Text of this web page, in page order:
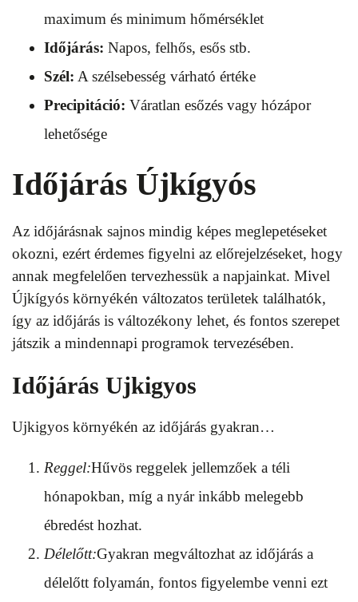
maximum és minimum hőmérséklet
Időjárás: Napos, felhős, esős stb.
Szél: A szélsebesség várható értéke
Precipitáció: Váratlan esőzés vagy hózápor
lehetősége
Időjárás Újkígyós
Az időjárásnak sajnos mindig képes meglepetéseket
okozni, ezért érdemes figyelni az előrejelzéseket, hogy
annak megfelelően tervezhessük a napjainkat. Mivel
Újkígyós környékén változatos területek találhatók,
így az időjárás is változékony lehet, és fontos szerepet
játszik a mindennapi programok tervezésében.
Időjárás Ujkigyos
Ujkigyos környékén az időjárás gyakran…
Reggel:Hűvös reggelek jellemzőek a téli
hónapokban, míg a nyár inkább melegebb
ébredést hozhat.
Délelőtt:Gyakran megváltozhat az időjárás a
délelőtt folyamán, fontos figyelembe venni ezt